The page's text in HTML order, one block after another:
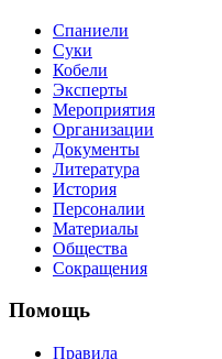
Спаниели
Суки
Кобели
Эксперты
Мероприятия
Организации
Документы
Литература
История
Персоналии
Материалы
Общества
Сокращения
Помощь
Правила